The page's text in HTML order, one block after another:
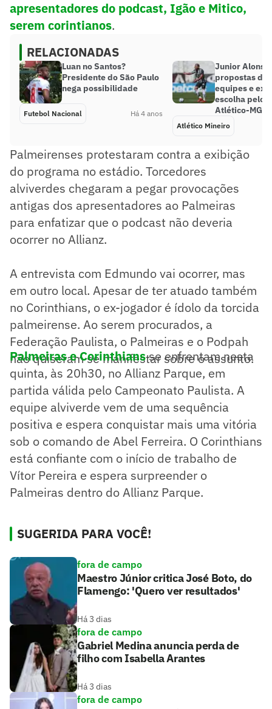
apresentadores do podcast, Igão e Mitico,
serem corintianos.
RELACIONADAS
Luan no Santos?
Presidente do São Paulo
nega possibilidade
Futebol Nacional Há 4 anos
Junior Alonso
propostas de
equipes e
escolha pelo
Atlético-MG
Atlético Mineiro
Palmeirenses protestaram contra a exibição
do programa no estádio. Torcedores
alviverdes chegaram a pegar provocações
antigas dos apresentadores ao Palmeiras
para enfatizar que o podcast não deveria
ocorrer no Allianz.
A entrevista com Edmundo vai ocorrer, mas
em outro local. Apesar de ter atuado também
no Corinthians, o ex-jogador é ídolo da torcida
palmeirense. Ao serem procurados, a
Federação Paulista, o Palmeiras e o Podpah
não quiseram se manifestar sobre o assunto.
Palmeiras e Corinthiansse enfrentam nesta
quinta, às 20h30, no Allianz Parque, em
partida válida pelo Campeonato Paulista. A
equipe alviverde vem de uma sequência
positiva e espera conquistar mais uma vitória
sob o comando de Abel Ferreira. O Corinthians
está confiante com o início de trabalho de
Vítor Pereira e espera surpreender o
Palmeiras dentro do Allianz Parque.
SUGERIDA PARA VOCÊ!
fora de campo
Maestro Júnior critica José Boto, do
Flamengo: 'Quero ver resultados'
Há 3 dias
fora de campo
Gabriel Medina anuncia perda de
filho com Isabella Arantes
Há 3 dias
fora de campo